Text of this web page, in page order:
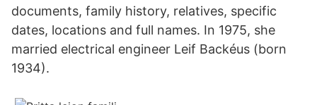
documents, family history, relatives, specific
dates, locations and full names. In 1975, she
married electrical engineer Leif Backéus (born
1934).